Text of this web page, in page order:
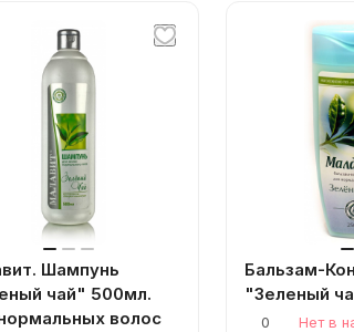
Шампунь
чай" 500мл.
волос
Бальзам-
"Зеленый
0
Нет в